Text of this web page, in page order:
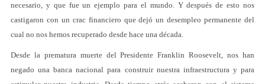
necesario, y que fue un ejemplo para el mundo. Y después de esto nos
castigaron con un crac financiero que dejó un desempleo permanente del
cual no nos hemos recuperado desde hace una década.
Desde la prematura muerte del Presidente Franklin Roosevelt, nos han
negado una banca nacional para construir nuestra infraestructura y para